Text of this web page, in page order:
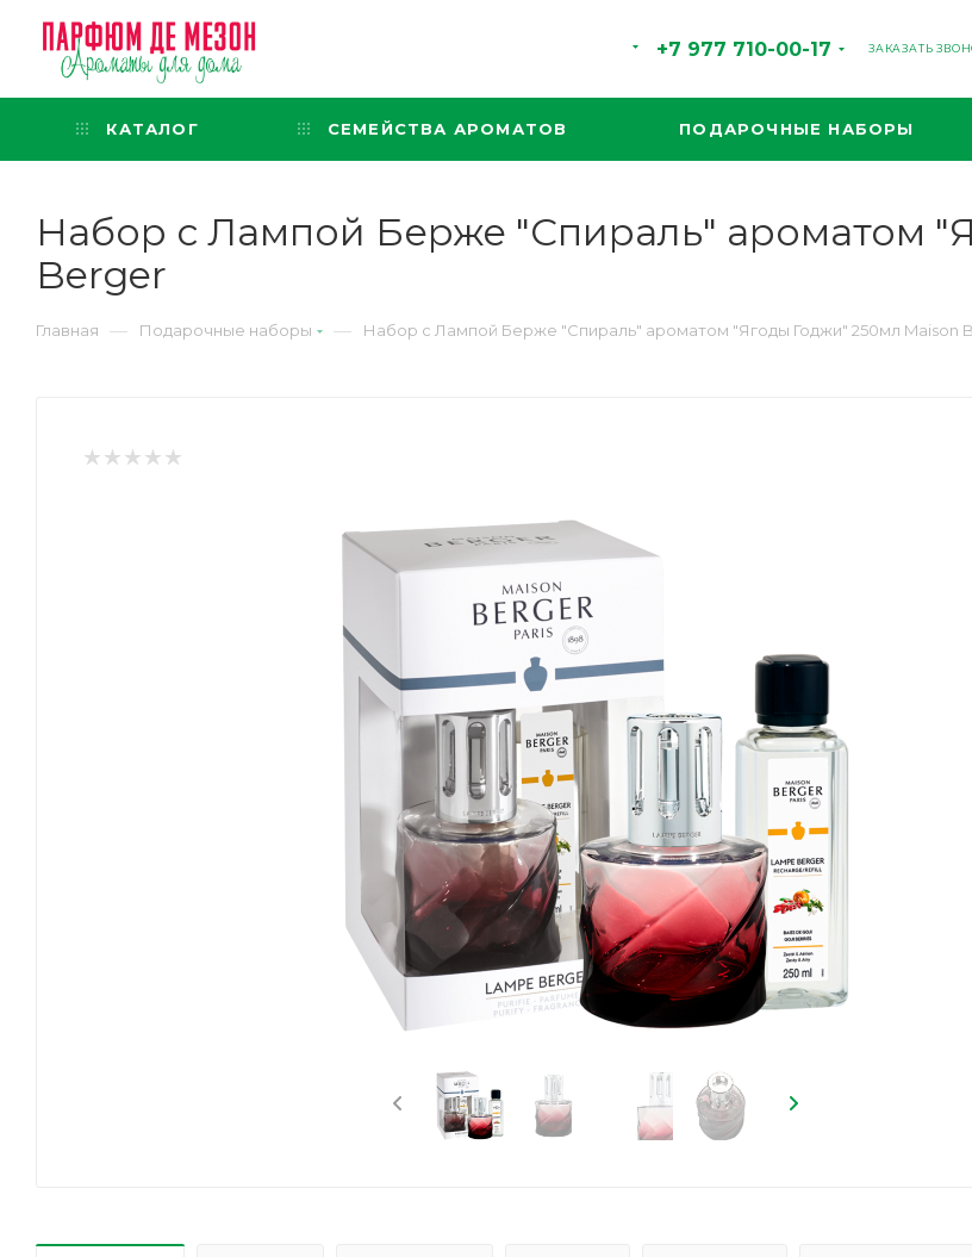
+7 977 710-00-17 ЗАКАЗАТЬ
КАТАЛОГ СЕМЕЙСТВА АРОМАТОВ ПОДАРОЧНЫЕ НАБОРЫ
Набор с Лампой Берже "Спираль" ароматом
Berger
Главная — Подарочные наборы — Набор с Лампой Берже "Спираль" ароматом "Ягоды Годжи" 250мл Maison